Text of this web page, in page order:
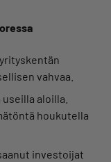
vahvaa.
aloilla.
houkutella
investoijat